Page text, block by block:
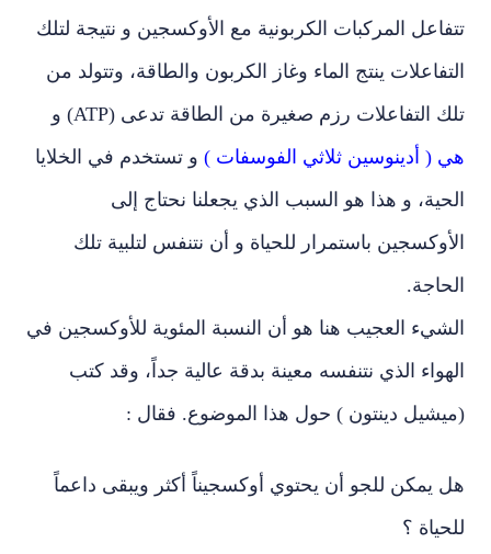
تتفاعل المركبات الكربونية مع الأوكسجين و نتيجة لتلك
التفاعلات ينتج الماء وغاز الكربون والطاقة، وتتولد من
تلك التفاعلات رزم صغيرة من الطاقة تدعى (ATP) و
هي ( أدينوسين ثلاثي الفوسفات ) و تستخدم في الخلايا
الحية، و هذا هو السبب الذي يجعلنا نحتاج إلى
الأوكسجين باستمرار للحياة و أن نتنفس لتلبية تلك
الحاجة.
الشيء العجيب هنا هو أن النسبة المئوية للأوكسجين في
الهواء الذي نتنفسه معينة بدقة عالية جداً، وقد كتب
(ميشيل دينتون ) حول هذا الموضوع. فقال :
هل يمكن للجو أن يحتوي أوكسجيناً أكثر ويبقى داعماً
للحياة ؟